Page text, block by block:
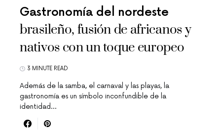
Gastronomía del nordeste
brasileño, fusión de africanos y
nativos con un toque europeo
3 MINUTE READ
Además de la samba, el carnaval y las playas, la
gastronomía es un símbolo inconfundible de la
identidad…